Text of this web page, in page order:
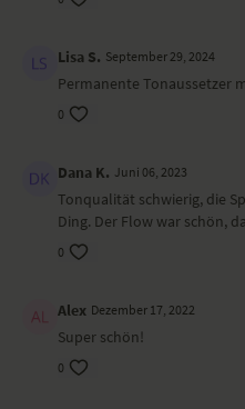
gedrehter sitzender
halbes Boot – Ardha Navasana
Drehsitz – Matsyendrasana
Shavasana
Wirkung und Vorteile der Yoga-
In der Stille und Langsamkeit
Ort und Ausstattung
Dieses Video ist eine
Lisa S. September 29, 2024
Permanente Tonaussetzer
0
Dana K. Juni 06, 2023
Tonqualität schwierig, die
Ding. Der Flow war schön,
0
Alex Dezember 17, 2022
Super schön!
0